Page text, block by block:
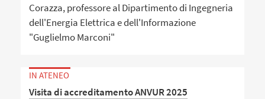
Corazza, professore al Dipartimento di Ingegneria
dell'Energia Elettrica e dell'Informazione
"Guglielmo Marconi"
IN ATENEO
Visita di accreditamento ANVUR 2025